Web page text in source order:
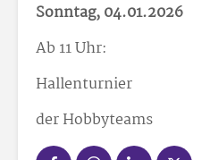
Sonntag, 04.01.2026
Ab 11 Uhr:
Hallenturnier
der Hobbyteams